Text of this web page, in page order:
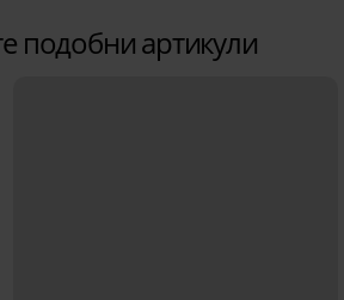
подобни артикули